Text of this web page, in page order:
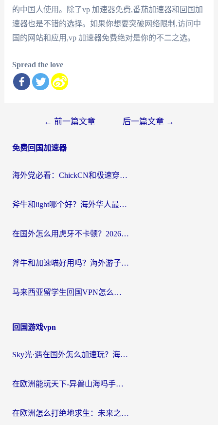
的中国人使用。除了vp 加速器免费,番茄加速器和回国加
速器也是不错的选择。如果你想要突破网络限制,访问中
国的网站和应用,vp 加速器免费绝对是你的不二之选。
Spread the love
导
← 前一篇文章 后一篇文章 →
免费回国加速器
海外党必看：ChickCN和极速穿梭VPN好用吗？3招教你选对回国加速器无缝刷国内资源
斧牛和light哪个好？海外华人最关心的回国加速器选择难题，一篇讲透
在国外怎么用虎牙不卡顿？2026海外华人亲测有效的回国加速器选择指南
斧牛和加速喵好用吗？海外游子的真实选择困境
马来西亚留学生回国VPN怎么选？3个避坑点+1款实测好用的加速器推荐
回国游戏vpn
Sky光·遇在国外怎么加速玩？海外党亲测有效的国服游戏加速指南
在欧洲能玩天下-异兽山海吗手游？海外玩家的加速器生存指南
在欧洲怎么打绝地求生：未来之役不卡？留学生亲测的加速器避坑指南